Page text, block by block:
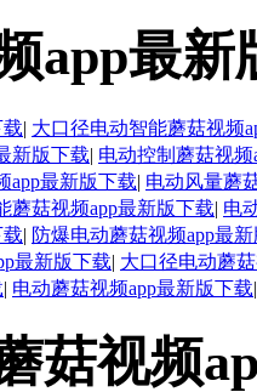
app最
| 大口径电动智能蘑菇视频
新版下载| 电动控制蘑菇视
app最新版下载| 电动风量蘑
蘑菇视频app最新版下载| 电
| 防爆电动蘑菇视频app最
最新版下载| 大口径电动蘑
| 电动蘑菇视频app最新版下载|
菇视频